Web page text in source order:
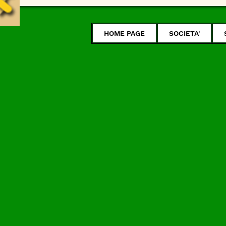
HOME PAGE SOCIETA'